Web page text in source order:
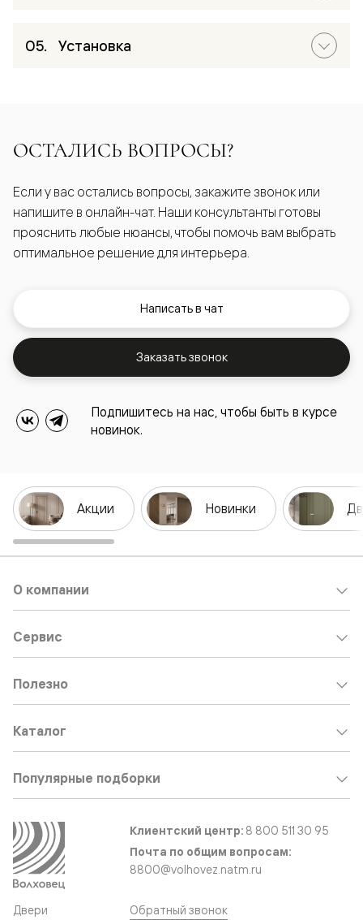
Установка
ОСТАЛИСЬ ВОПРОСЫ?
Если у вас остались вопросы, закажите звонок или
напишите в онлайн-чат. Наши консультанты готовы
прояснить любые нюансы, чтобы помочь вам выбрать
оптимальное решение для интерьера.
Написать в чат
Заказать звонок
Подпишитесь на нас, чтобы быть в курсе
новинок.
Акции Новинки
Двери
О компании
Сервис
Полезно
Каталог
Популярные подборки
Клиентский центр: 8 800 511 30 95
Почта по общим вопросам:
8800@volhovez.natm.ru
Обратный звонок